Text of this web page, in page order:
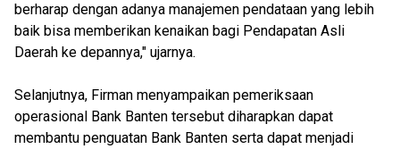
berharap dengan adanya manajemen pendataan yang lebih
baik bisa memberikan kenaikan bagi Pendapatan Asli
Daerah ke depannya," ujarnya.
Selanjutnya, Firman menyampaikan pemeriksaan
operasional Bank Banten tersebut diharapkan dapat
membantu penguatan Bank Banten serta dapat menjadi